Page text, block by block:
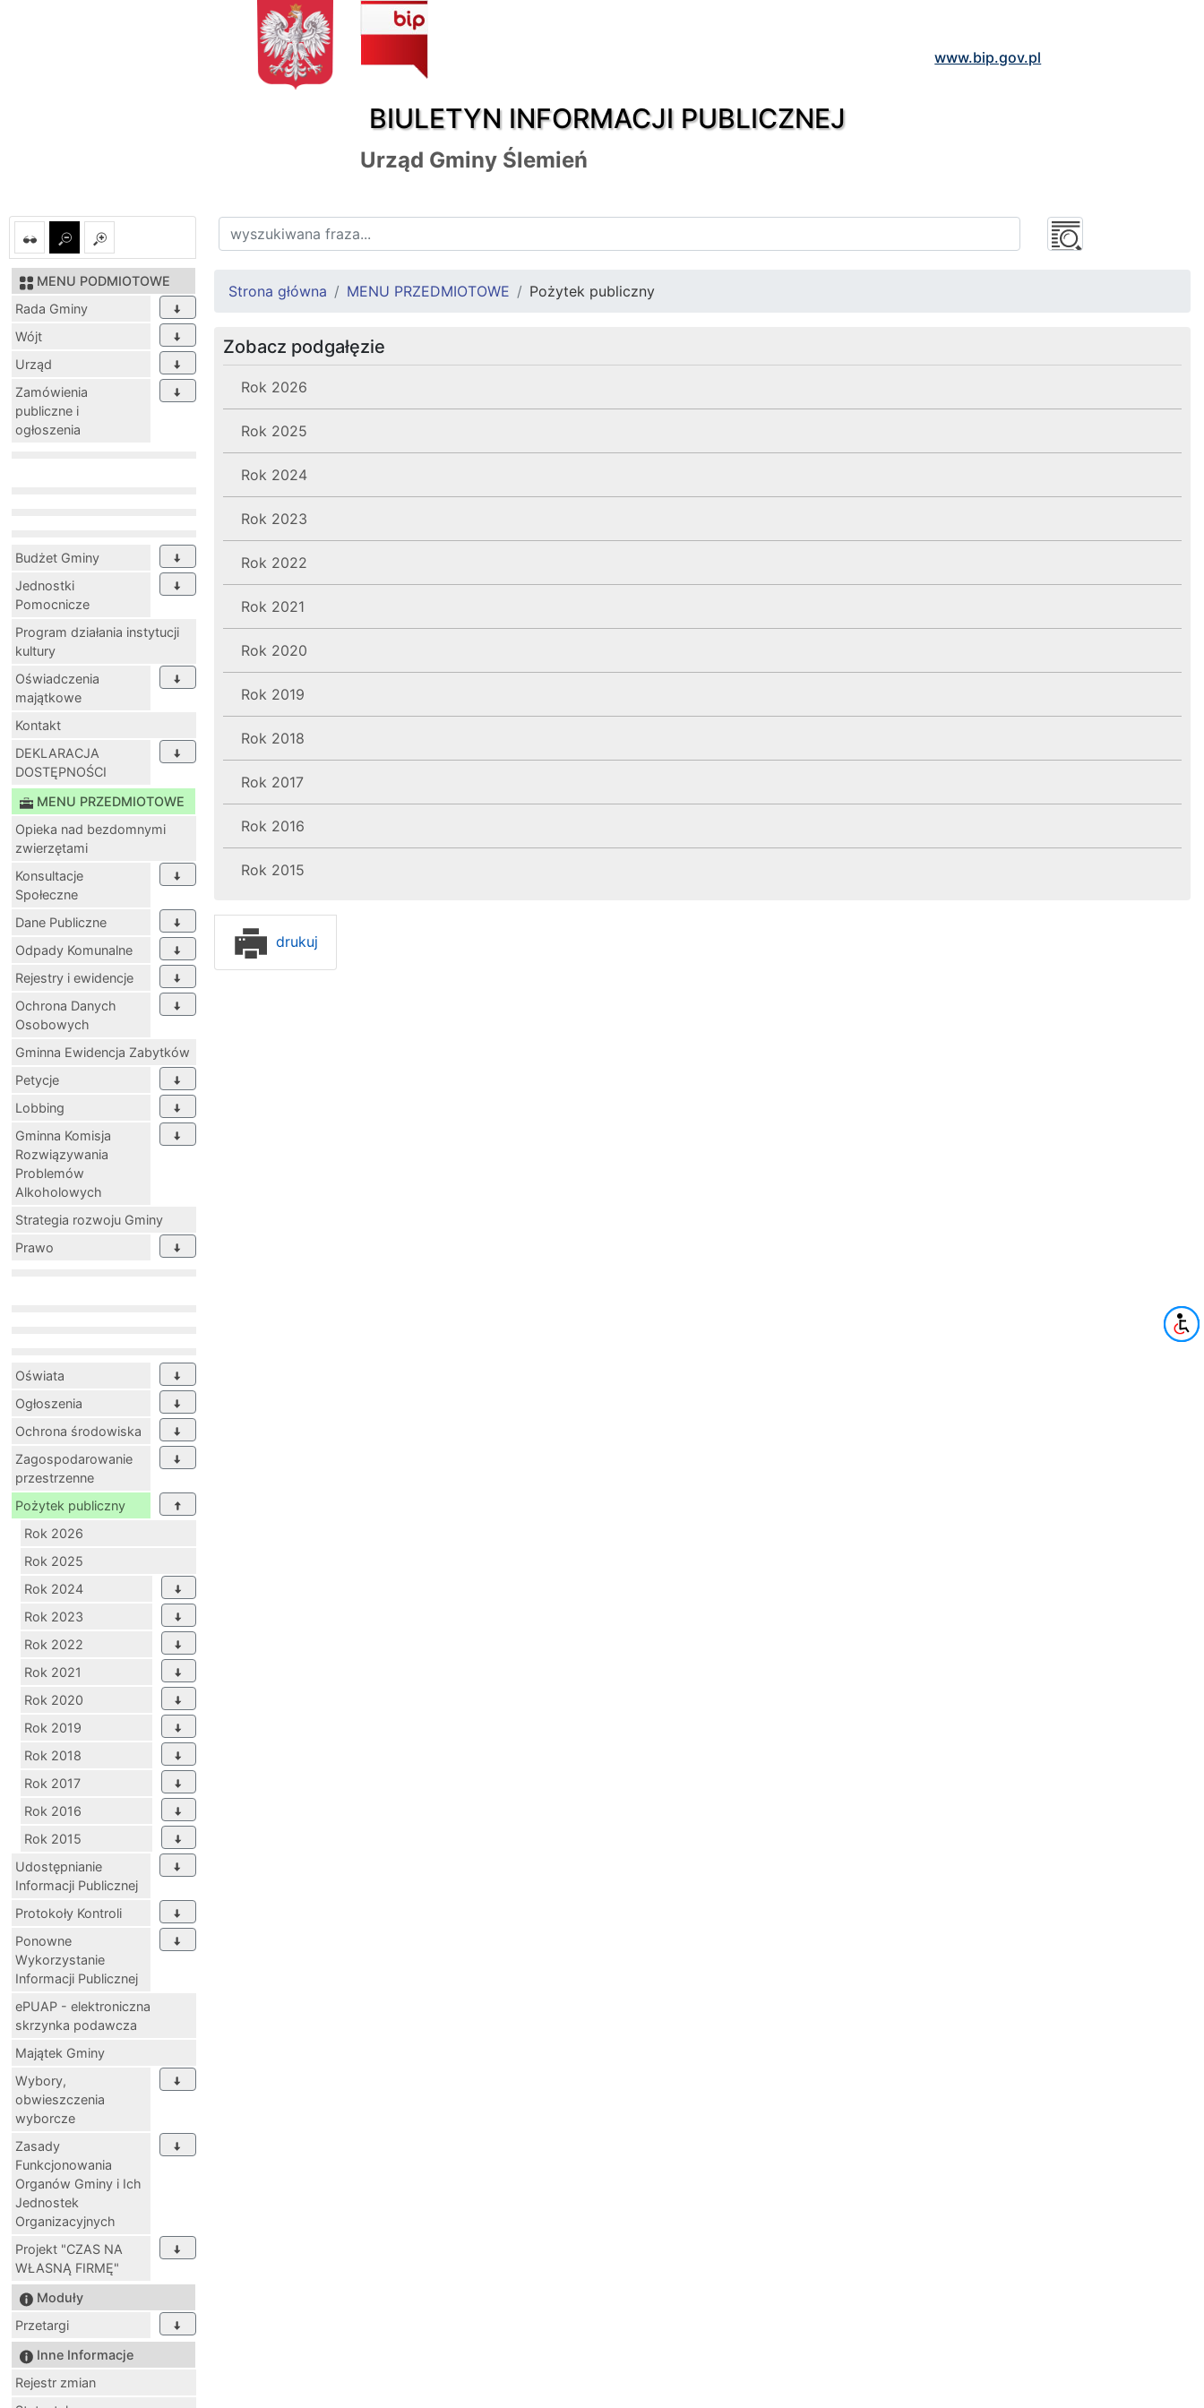
BIULETYN INFORMACJI PUBLICZNEJ
www.bip.gov.pl
Urząd Gminy Ślemień
MENU PODMIOTOWE
Rada Gminy
Wójt
Urząd
Zamówienia
publiczne i
ogłoszenia
Budżet Gminy
Jednostki
Pomocnicze
Program działania instytucji
kultury
Oświadczenia
majątkowe
Kontakt
DEKLARACJA
DOSTĘPNOŚCI
MENU PRZEDMIOTOWE
Opieka nad bezdomnymi
zwierzętami
Konsultacje
Społeczne
Dane Publiczne
Odpady Komunalne
Rejestry i ewidencje
Ochrona Danych
Osobowych
Gminna Ewidencja Zabytków
Petycje
Lobbing
Gminna Komisja
Rozwiązywania
Problemów
Alkoholowych
Strategia rozwoju Gminy
Prawo
Oświata
Ogłoszenia
Ochrona środowiska
Zagospodarowanie
przestrzenne
Pożytek publiczny
Rok 2026
Rok 2025
Rok 2024
Rok 2023
Rok 2022
Rok 2021
Rok 2020
Rok 2019
Rok 2018
Rok 2017
Rok 2016
Rok 2015
Udostępnianie
Informacji Publicznej
Protokoły Kontroli
Ponowne
Wykorzystanie
Informacji Publicznej
ePUAP - elektroniczna
skrzynka podawcza
Majątek Gminy
Wybory,
obwieszczenia
wyborcze
Zasady
Funkcjonowania
Organów Gminy i Ich
Jednostek
Organizacyjnych
Projekt "CZAS NA
WŁASNĄ FIRMĘ"
Moduły
Przetargi
Inne Informacje
Rejestr zmian
Strona główna MENU PRZEDMIOTOWE Pożytek publiczny
Zobacz podgałęzie
Rok 2026
Rok 2025
Rok 2024
Rok 2023
Rok 2022
Rok 2021
Rok 2020
Rok 2019
Rok 2018
Rok 2017
Rok 2016
Rok 2015
drukuj